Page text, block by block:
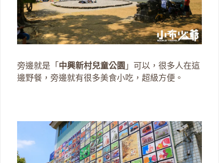
旁邊就是「 中興新村兒童公園 」可以，很多人在這
邊野餐，旁邊就有很多美食小吃，超級方便。